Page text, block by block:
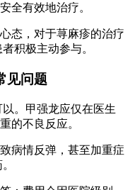
全有效地治疗。
态，对于荨麻疹的治疗
积极主动参与。
见问题
。甲强龙应仅在医生
的不良反应。
病情反弹，甚至加重症